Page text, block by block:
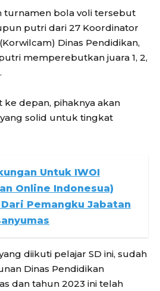
turnamen bola voli tersebut
putri dari 27 Koordinator
Dinas Pendidikan,
memperebutkan juara 1, 2,
ke depan, pihaknya akan
solid untuk tingkat
Untuk IWOI
Online Indonesua)
Pemangku Jabatan
diikuti pelajar SD ini, sudah
Dinas Pendidikan
dan tahun 2023 ini telah